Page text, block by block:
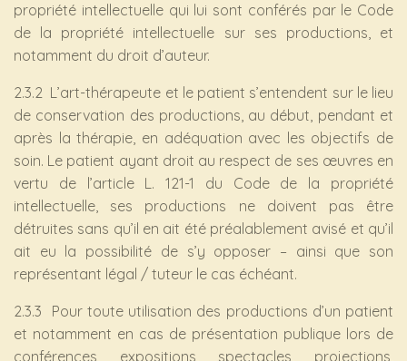
propriété intellectuelle qui lui sont conférés par le Code
de la propriété intellectuelle sur ses productions, et
notamment du droit d’auteur.
2.3.2 L’art-thérapeute et le patient s’entendent sur le lieu
de conservation des productions, au début, pendant et
après la thérapie, en adéquation avec les objectifs de
soin. Le patient ayant droit au respect de ses œuvres en
vertu de l’article L. 121-1 du Code de la propriété
intellectuelle, ses productions ne doivent pas être
détruites sans qu’il en ait été préalablement avisé et qu’il
ait eu la possibilité de s’y opposer – ainsi que son
représentant légal / tuteur le cas échéant.
2.3.3 Pour toute utilisation des productions d’un patient
et notamment en cas de présentation publique lors de
conférences, expositions, spectacles, projections,